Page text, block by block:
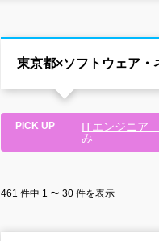
東京都×ソフトウェア・
PICK UP
ITエンジニア
み
461 件中 1 〜 30 件を表示